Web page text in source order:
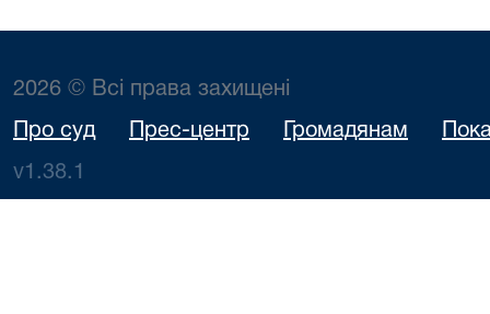
2026 © Всі права захищені
Про суд Прес-центр Громадянам
v1.38.1